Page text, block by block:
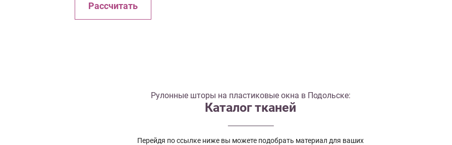
Рассчитать
Рулонные шторы на пластиковые окна в Подольске:
Каталог тканей
Перейдя по ссылке ниже вы можете подобрать материал для ваших